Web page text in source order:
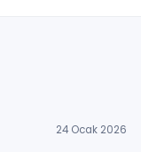
24 Ocak 2026